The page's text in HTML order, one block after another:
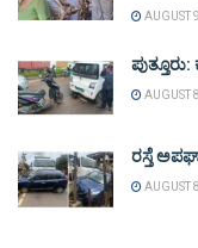
AUGUST
AUGUST
ರಸ್ತೆ
AUGUST